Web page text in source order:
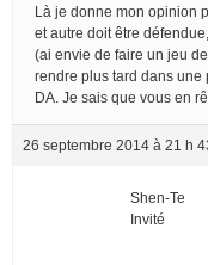
Là je donne mon opinion
et autre doit être
(ai envie de faire un jeu
rendre plus tard dans une
DA. Je sais que vous en
26 septembre 2014 à 21 h
Shen-Te
Invité